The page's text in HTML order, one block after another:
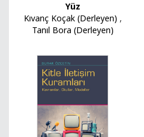
Yüz
Kıvanç Koçak (Derleyen) ,
Tanıl Bora (Derleyen)